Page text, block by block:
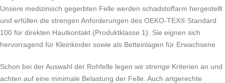
Unsere medizinisch gegerbten Felle werden schadstoffarm hergestellt
und erfüllen die strengen Anforderungen des OEKO-TEX® Standard
100 für direkten Hautkontakt (Produktklasse 1). Sie eignen sich
hervorragend für Kleinkinder sowie als Betteinlagen für Erwachsene
Schon bei der Auswahl der Rohfelle legen wir strenge Kriterien an und
achten auf eine minimale Belastung der Felle. Auch artgerechte